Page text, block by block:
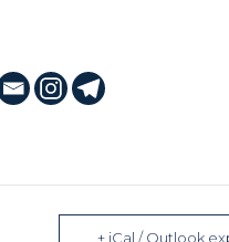
+ iCal / Outlook